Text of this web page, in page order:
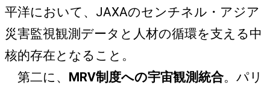
平洋において、JAXAのセンチネル・アジア
災害監視観測データと人材の循環を支える中
核的存在となること。
第二に、 MRV制度への宇宙観測統合。パリ